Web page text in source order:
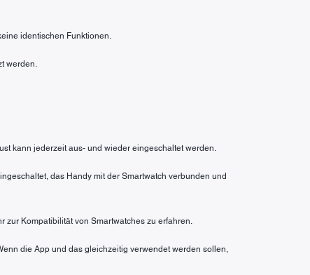
identischen Funktionen.
werden.
kann jederzeit aus- und wieder eingeschaltet werden.
das Handy mit der Smartwatch verbunden und
zur Kompatibilität von Smartwatches zu erfahren.
die App und das gleichzeitig verwendet werden sollen,